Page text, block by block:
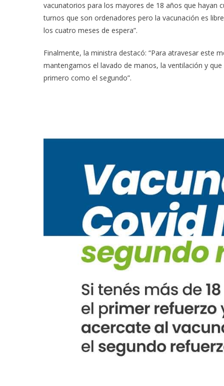
vacunatorios para los mayores de 18 años que hayan
turnos que son ordenadores pero la vacunación es
los cuatro meses de espera”.
Finalmente, la ministra destacó: “Para atravesar este
mantengamos el lavado de manos, la ventilación y
primero como el segundo”.